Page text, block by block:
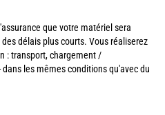
que votre matériel sera
délais plus courts. Vous réaliserez
: transport, chargement /
les mêmes conditions qu'avec du